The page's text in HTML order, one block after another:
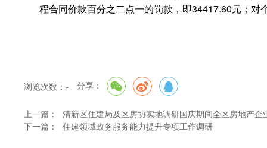
程合同价款百分之二点一的罚款 ， 即34417.60元；对
浏览次数： - 分享：
上一篇：
清新区住建局及区房协实地调研国庆期间全区房地产企
下一篇：
住建领域政务服务能力提升专项工作调研